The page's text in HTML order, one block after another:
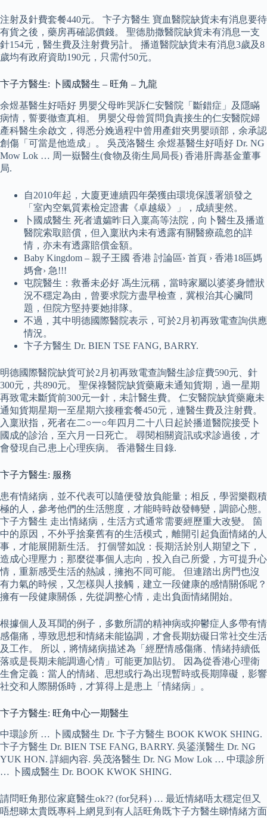
注射及針費套餐440元。 卞子方醫生 寶血醫院缺貨未有消息要待
有貨之後，藥房再確認價錢。 聖德肋撒醫院缺貨未有消息一支
針154元，醫生費及注射費另計。 播道醫院缺貨未有消息3歲及8
歲均有政府資助190元，只需付50元。
卞子方醫生: 卜國成醫生 – 旺角 – 九龍
余煜基醫生好唔好 男嬰父母昨哭訴仁安醫院「斷錯症」及隱瞞
病情，誓要徹查真相。 男嬰父母曾質問負責接生的仁安醫院婦
產科醫生余啟文，得悉分娩過程中曾用產鉗夾男嬰頭部，余承認
創傷「可當是他造成」。 吳茂洛醫生 余煜基醫生好唔好 Dr. NG
Mow Lok … 周一嶽醫生(食物及衛生局局長) 香港肝壽基金董事
局.
自2010年起，大廈更連續四年榮獲由環境保護署頒發之
「室內空氣質素檢定證書《卓越級》」，成績斐然。
卜國成醫生 死者遺孀昨日入稟高等法院，向卜醫生及播道
醫院索取賠償，但入稟狀內未有透露有關醫療疏忽的詳
情，亦未有透露賠償金額。
Baby Kingdom – 親子王國 香港 討論區› 首頁 › 香港18區媽
媽會› 急!!!
屯院醫生：救番未必好 馮生沅稱，當時家屬以婆婆身體狀
況不穩定為由，曾要求院方盡早檢查，冀根治其心臟問
題，但院方堅持要她排隊。
不過，其中明德國際醫院表示，可於2月初再致電查詢供應
情況。
卞子方醫生 Dr. BIEN TSE FANG, BARRY.
明德國際醫院缺貨可於2月初再致電查詢醫生診症費590元、針
300元，共890元。 聖保祿醫院缺貨藥廠未通知貨期，過一星期
再致電未斷貨前300元一針，未計醫生費。 仁安醫院缺貨藥廠未
通知貨期星期一至星期六接種套餐450元，連醫生費及注射費。
入稟狀指，死者在二○一○年四月二十八日起於播道醫院接受卜
國成的診治，至六月一日死亡。 尋閱相關資訊或求診過後，才
會發現自己患上心理疾病。 香港醫生目錄.
卞子方醫生: 服務
患有情緒病，並不代表可以隨便發放負能量；相反，學習樂觀積
極的人，參考他們的生活態度，才能時時啟發轉變，調節心態。
卞子方醫生 走出情緒病，生活方式通常需要經歷重大改變。 箇
中的原因，不外乎捨棄舊有的生活模式，離開引起負面情緒的人
事，才能展開新生活。 打個譬如說：長期活於別人期望之下，
造成心理壓力；那麼從事個人志向，投入自己所愛，方可提升心
情，重新感受生活的熱誠，擁抱不同可能。 但連踏出房門也沒
有力氣的時候，又怎樣與人接觸，建立一段健康的感情關係呢？
擁有一段健康關係，先從調整心情，走出負面情緒開始。
根據個人及耳聞的例子，多數所謂的精神病或抑鬱症人多帶有情
感傷痛，導致思想和情緒未能協調，才會長期妨礙日常社交生活
及工作。 所以，將情緒病描述為「經歷情感傷痛、情緒持續低
落或是長期未能調適心情」可能更加貼切。 因為從香港心理衛
生會定義：當人的情緒、思想或行為出現暫時或長期障礙，影響
社交和人際關係時，才算得上是患上「情緒病」。
卞子方醫生: 旺角中心一期醫生
中環診所 … 卜國成醫生 Dr. 卞子方醫生 BOOK KWOK SHING.
卞子方醫生 Dr. BIEN TSE FANG, BARRY. 吳鋈漢醫生 Dr. NG
YUK HON. 詳細內容. 吳茂洛醫生 Dr. NG Mow Lok … 中環診所
… 卜國成醫生 Dr. BOOK KWOK SHING.
請問旺角那位家庭醫生ok?? (for兒科) … 最近情緒唔太穩定但又
唔想睇太貴既專科上網見到有人話旺角既卞子方醫生睇情緒方面